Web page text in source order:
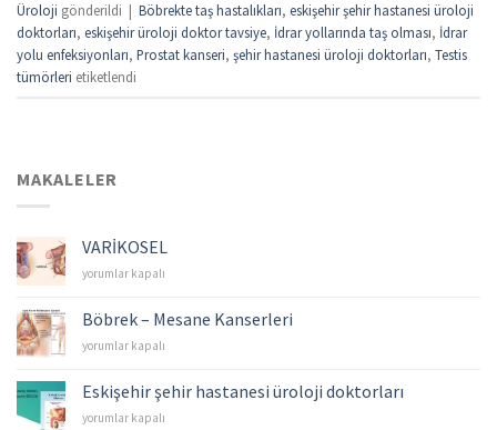
Üroloji gönderildi | Böbrekte taş hastalıkları, eskişehir şehir hastanesi üroloji
doktorları, eskişehir üroloji doktor tavsiye, İdrar yollarında taş olması, İdrar
yolu enfeksiyonları, Prostat kanseri, şehir hastanesi üroloji doktorları, Testis
tümörleri etiketlendi
MAKALELER
VARİKOSEL
VARİKOSEL
yorumlar kapalı
Böbrek – Mesane Kanserleri
Böbrek
Mesane
Kanserleri
için
yorumlar kapalı
Eskişehir şehir hastanesi üroloji doktorları
Eskişehir
yorumlar kapalı